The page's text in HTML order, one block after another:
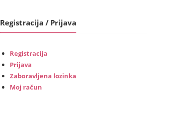
Registracija / Prijava
Registracija
Prijava
Zaboravljena lozinka
Moj račun